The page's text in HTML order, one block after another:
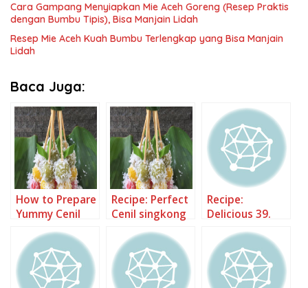
Cara Gampang Menyiapkan Mie Aceh Goreng (Resep Praktis
dengan Bumbu Tipis), Bisa Manjain Lidah
Resep Mie Aceh Kuah Bumbu Terlengkap yang Bisa Manjain
Lidah
Baca Juga:
How to Prepare
Yummy Cenil
Singkong
Recipe: Perfect
Cenil singkong
Recipe:
Delicious 39.
Cenil singkong
rainbow